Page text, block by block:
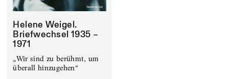
Helene Weigel.
Briefwechsel 1935 –
1971
„Wir sind zu berühmt, um
überall hinzugehen“